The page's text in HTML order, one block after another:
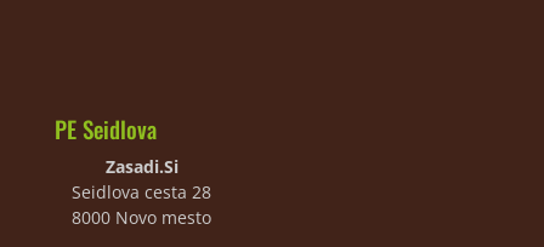
PE Seidlova
Zasadi.Si
Seidlova cesta 28
8000 Novo mesto